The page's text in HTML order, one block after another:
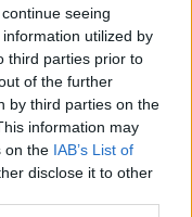
seeing
utilized by
third parties prior to
of the further
by third parties on the
information may
on the IAB’s List of
disclose it to other